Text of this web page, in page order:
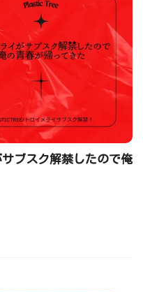
ブスク解禁したので俺